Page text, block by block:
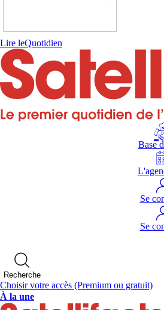
Lire leQuotidien
Base
Se
Se
Recherche
Choisir votre accès (Premium ou gratuit)
À la une